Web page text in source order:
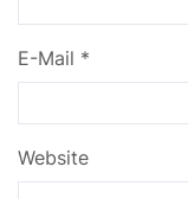
E-Mail *
Website